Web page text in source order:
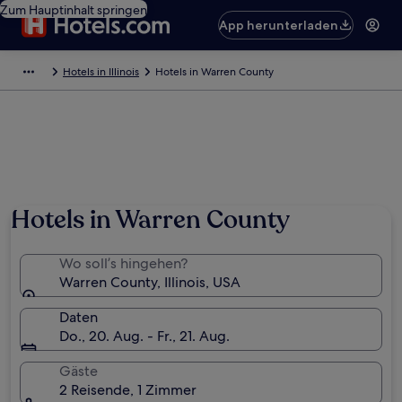
Zum Hauptinhalt springen
App herunterladen
Hotels in Illinois Hotels in Warren County
Hotels in Warren County
Wo soll’s hingehen?
Warren County, Illinois, USA
Daten
Do., 20. Aug. - Fr., 21. Aug.
Gäste
2 Reisende, 1 Zimmer